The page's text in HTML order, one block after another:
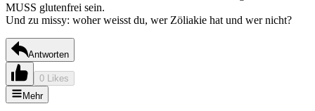
MUSS glutenfrei sein.
Und zu missy: woher weisst du, wer Zöliakie hat und wer nicht?
Antworten
0 Likes
Mehr